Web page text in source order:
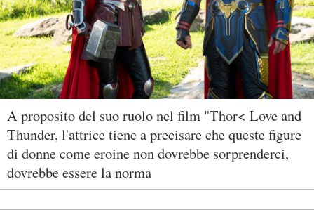
A proposito del suo ruolo nel film "Thor< Love and
Thunder, l'attrice tiene a precisare che queste figure
di donne come eroine non dovrebbe sorprenderci,
dovrebbe essere la norma